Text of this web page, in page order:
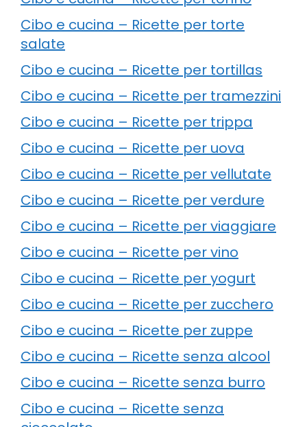
Cibo e cucina – Ricette per torte
salate
Cibo e cucina – Ricette per tortillas
Cibo e cucina – Ricette per tramezzini
Cibo e cucina – Ricette per trippa
Cibo e cucina – Ricette per uova
Cibo e cucina – Ricette per vellutate
Cibo e cucina – Ricette per verdure
Cibo e cucina – Ricette per viaggiare
Cibo e cucina – Ricette per vino
Cibo e cucina – Ricette per yogurt
Cibo e cucina – Ricette per zucchero
Cibo e cucina – Ricette per zuppe
Cibo e cucina – Ricette senza alcool
Cibo e cucina – Ricette senza burro
Cibo e cucina – Ricette senza